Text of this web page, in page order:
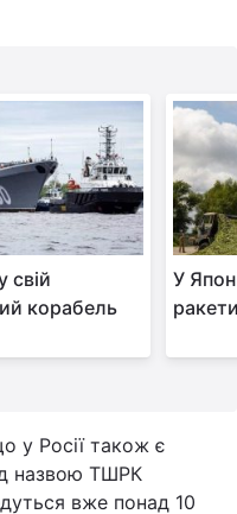
свій
корабель
У
у Росії також є
назвою ТШРК
вже понад 10